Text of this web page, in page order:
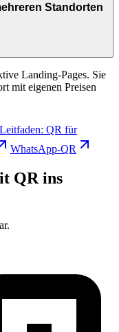
Standorten
Landing-Pages. Sie
mit eigenen Preisen
Leitfaden: QR für
WhatsApp-QR
QR ins